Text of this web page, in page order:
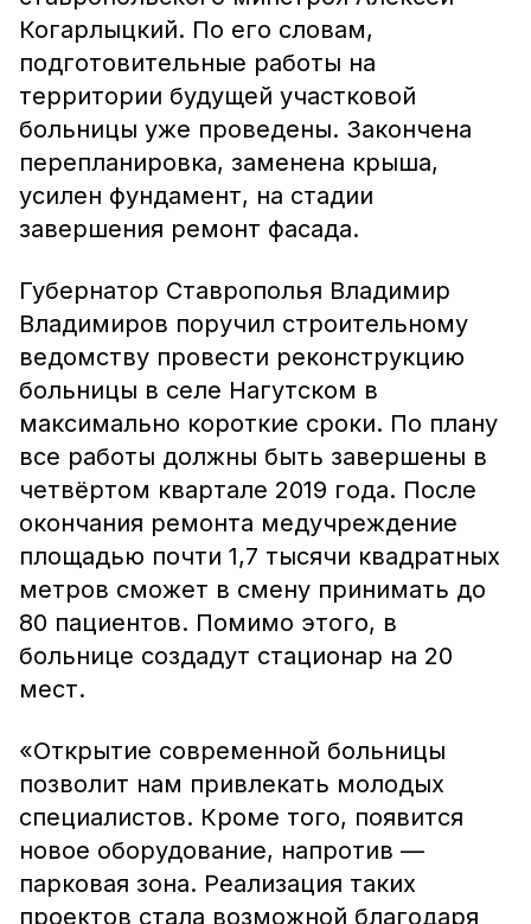
Когарлыцкий. По его словам,
подготовительные работы на
территории будущей участковой
больницы уже проведены. Закончена
перепланировка, заменена крыша,
усилен фундамент, на стадии
завершения ремонт фасада.
Губернатор Ставрополья Владимир
Владимиров поручил строительному
ведомству провести реконструкцию
больницы в селе Нагутском в
максимально короткие сроки. По плану
все работы должны быть завершены в
четвёртом квартале 2019 года. После
окончания ремонта медучреждение
площадью почти 1,7 тысячи квадратных
метров сможет в смену принимать до
80 пациентов. Помимо этого, в
больнице создадут стационар на 20
мест.
«Открытие современной больницы
позволит нам привлекать молодых
специалистов. Кроме того, появится
новое оборудование, напротив —
парковая зона. Реализация таких
проектов стала возможной благодаря